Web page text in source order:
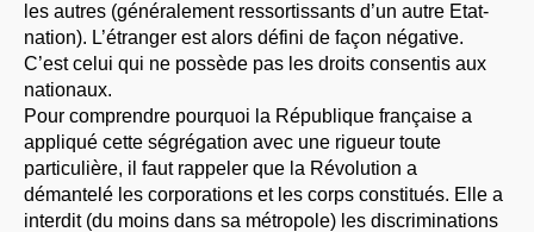
les autres (généralement ressortissants d’un autre Etat-
nation). L’étranger est alors défini de façon négative.
C’est celui qui ne possède pas les droits consentis aux
nationaux.
Pour comprendre pourquoi la République française a
appliqué cette ségrégation avec une rigueur toute
particulière, il faut rappeler que la Révolution a
démantelé les corporations et les corps constitués. Elle a
interdit (du moins dans sa métropole) les discriminations